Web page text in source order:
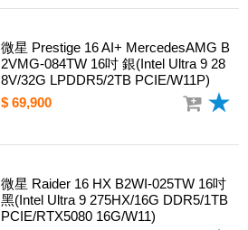
微星 Prestige 16 AI+ MercedesAMG B
2VMG-084TW 16吋 銀(Intel Ultra 9 28
8V/32G LPDDR5/2TB PCIE/W11P)
$ 69,900
微星 Raider 16 HX B2WI-025TW 16吋
黑(Intel Ultra 9 275HX/16G DDR5/1TB
PCIE/RTX5080 16G/W11)